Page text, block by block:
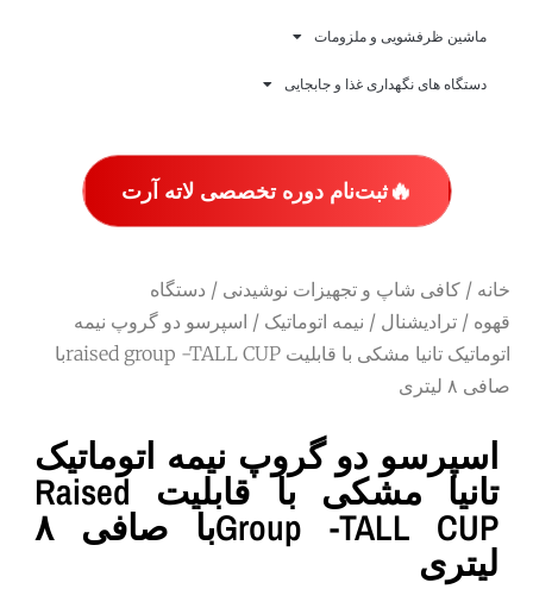
ماشین ظرفشویی و ملزومات
دستگاه های نگهداری غذا و جابجایی
🔥ثبت‌نام دوره تخصصی لاته آرت
خانه / کافی شاپ و تجهیزات نوشیدنی / دستگاه
قهوه / ترادیشنال / نیمه اتوماتیک / اسپرسو دو گروپ نیمه
اتوماتیک تانیا مشکی با قابلیت raised group -TALL CUPبا
صافی ۸ لیتری
اسپرسو دو گروپ نیمه اتوماتیک
تانیا مشکی با قابلیت Raised
Group -TALL CUPبا صافی ۸
لیتری